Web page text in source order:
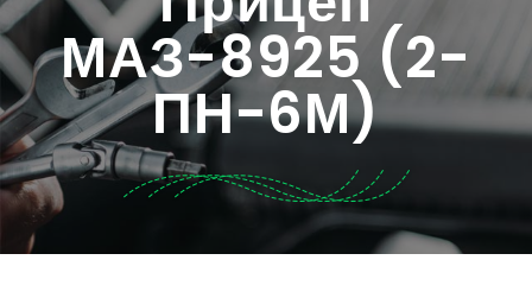
МАЗ-8925 (2-
ПН-6М)